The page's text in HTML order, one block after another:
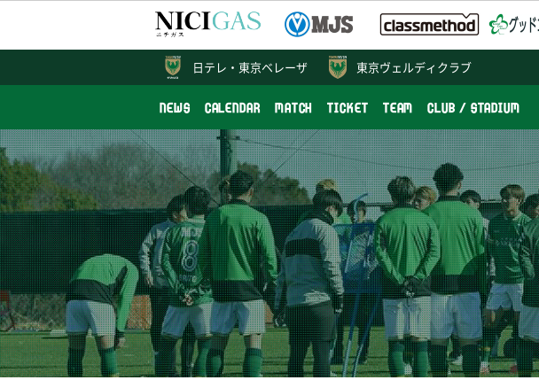
東京ヴェルディクラブ
NEWS CALENDAR MATCH TICKET TEAM CLUB / STADIUM
日テレ・ 東京ベレーザ